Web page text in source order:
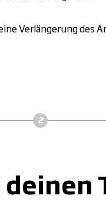
Verlängerung des
deinen